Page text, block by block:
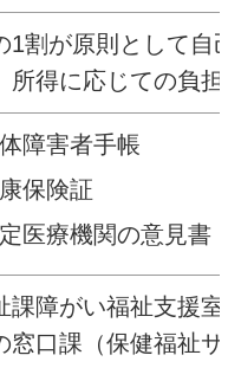
1割が原則として自
所得に応じての負担
障害者手帳
保険証
医療機関の意見書
課障がい福祉支援室
窓口課（保健福祉サ